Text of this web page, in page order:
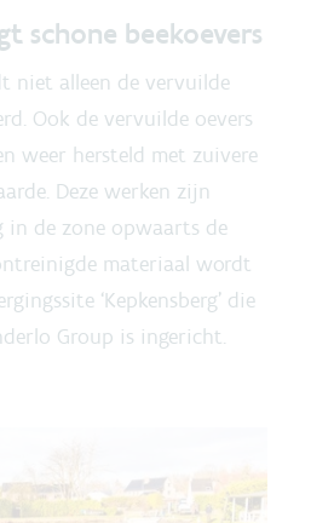
schone beekoevers
niet alleen de vervuilde
Ook de vervuilde oevers
weer hersteld met zuivere
Deze werken zijn
in de zone opwaarts de
materiaal wordt
‘Kepkensberg’ die
Group is ingericht.